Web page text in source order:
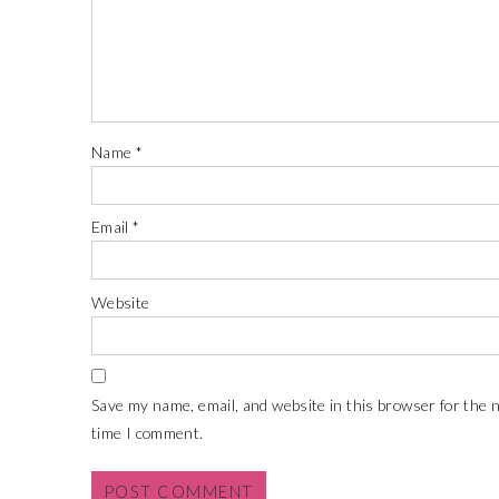
Name *
Email*
Website
Save my name, email, and website in this browser for the
time I comment.